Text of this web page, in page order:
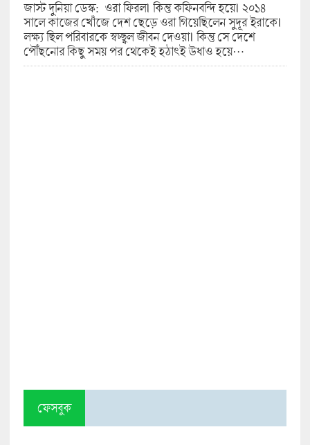
জাস্ট দুনিয়া ডেস্ক: ওরা ফিরল৷ কিন্তু কফিনবন্দি হয়ে৷ ২০১৪
সালে কাজের খোঁজে দেশ ছেড়ে ওরা গিয়েছিলেন সুদূর ইরাকে৷
লক্ষ্য ছিল পরিবারকে স্বচ্ছ্বল জীবন দেওয়া৷ কিন্তু সে দেশে
পৌঁছনোর কিছু সময় পর থেকেই হঠাৎই উধাও হয়ে…
ফেসবুক